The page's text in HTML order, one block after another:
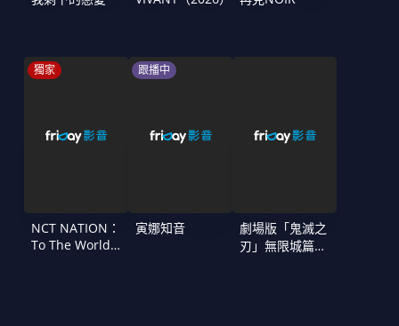
獨家
NCT NATION：
To The World
跟播中
寅娜知音
劇場版「鬼滅之
刃」無限城篇